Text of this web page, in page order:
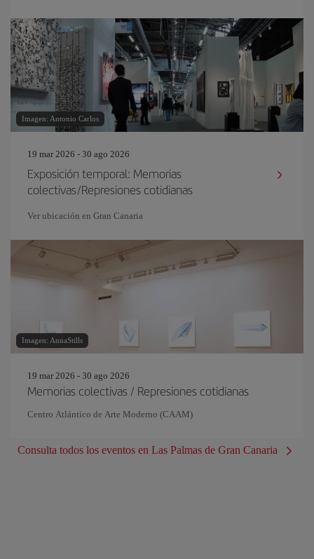
Imagen: Antonio Carlos
19 mar 2026 - 30 ago 2026
Exposición temporal: Memorias
colectivas/Represiones cotidianas
Ver ubicación en Gran Canaria
Imagen: AnnaStills
19 mar 2026 - 30 ago 2026
Memorias colectivas / Represiones cotidianas
Centro Atlántico de Arte Moderno (CAAM)
Consulta todos los eventos en Las Palmas de Gran Canaria